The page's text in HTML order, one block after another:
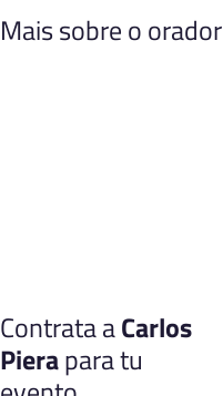
Mais sobre o orador
Contrata aCarlos
Pierapara tu